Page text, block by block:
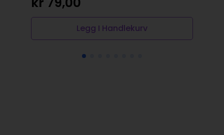
Legg I Handlekurv